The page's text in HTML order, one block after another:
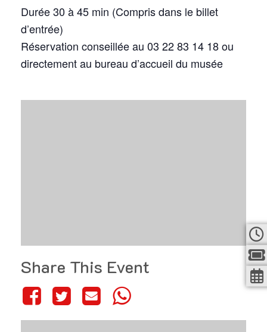
Durée 30 à 45 min (Compris dans le billet
d’entrée)
Réservation conseillée au 03 22 83 14 18 ou
directement au bureau d’accueil du musée
Share This Event